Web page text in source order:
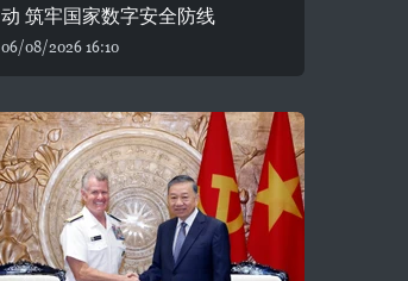
动 筑牢国家数字安全防线
06/08/2026 16:10